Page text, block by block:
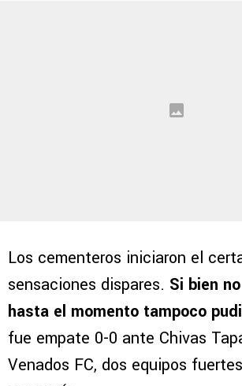
Los cementeros iniciaron el
sensaciones dispares. Si bien
hasta el momento tampoco
fue empate 0-0 ante Chivas
Venados FC, dos equipos